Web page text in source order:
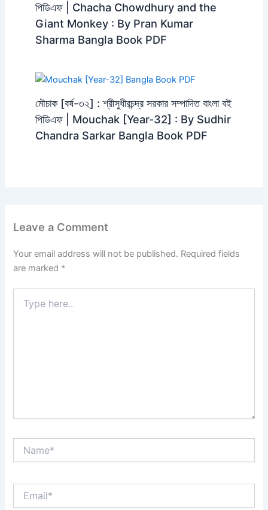
পিডিএফ | Chacha Chowdhury and the
Giant Monkey : By Pran Kumar
Sharma Bangla Book PDF
মৌচাক [বর্ষ-৩২] : শ্রীসুধীরচন্দ্র সরকার সম্পাদিত বাংলা বই
পিডিএফ | Mouchak [Year-32] : By Sudhir
Chandra Sarkar Bangla Book PDF
Leave a Comment
Your email address will not be published. Required fields
are marked *
here..